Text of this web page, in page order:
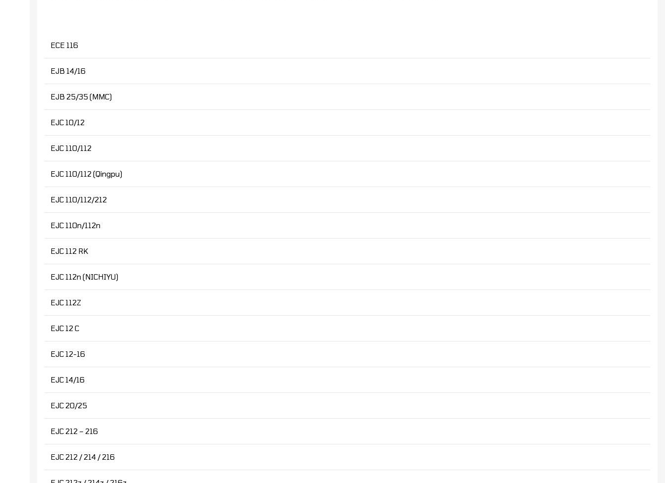
ECE 116
EJB 14/16
EJB 25/35 (MMC)
EJC 10/12
EJC 110/112
EJC 110/112 (Qingpu)
EJC 110/112/212
EJC 110n/112n
EJC 112 RK
EJC 112n (NICHIYU)
EJC 112Z
EJC 12 C
EJC 12-16
EJC 14/16
EJC 20/25
EJC 212 – 216
EJC 212 / 214 / 216